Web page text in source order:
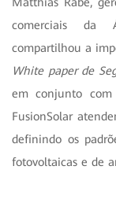
comerciais da
compartilhou a
White paper de
em conjunto com
FusionSolar
definindo os
fotovoltaicas e de